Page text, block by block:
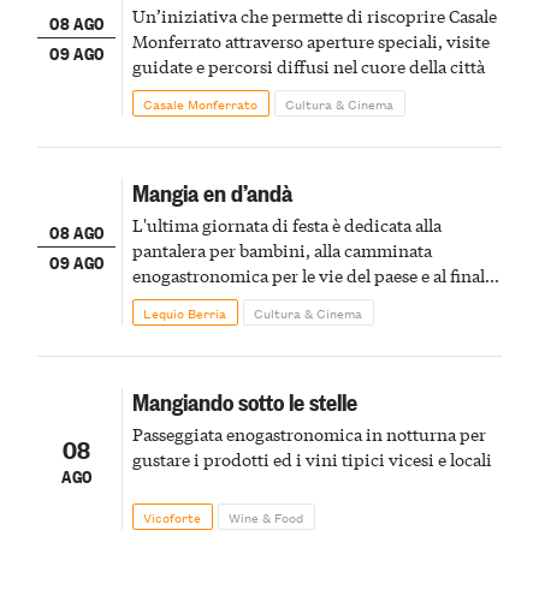
08 AGO
09 AGO
Un’iniziativa che permette di riscoprire Casale
Monferrato attraverso aperture speciali, visite
guidate e percorsi diffusi nel cuore della città
Casale Monferrato Cultura & Cinema
08 AGO
09 AGO
Mangia en d’andà
L'ultima giornata di festa è dedicata alla
pantalera per bambini, alla camminata
enogastronomica per le vie del paese e al finale
pirotecnico
Lequio Berria Cultura & Cinema
08
AGO
Mangiando sotto le stelle
Passeggiata enogastronomica in notturna per
gustare i prodotti ed i vini tipici vicesi e locali
Vicoforte Wine & Food